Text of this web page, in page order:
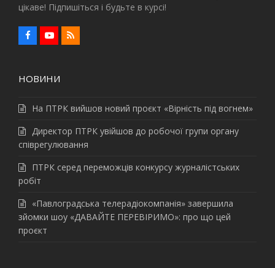
цікаве! Підпишіться і будьте в курсі!
F
a
b
o
Y
o
u
b
R
S
НОВИНИ
На ПТРК вийшов новий проєкт «Вірність під вогнем»
Директор ПТРК увійшов до робочої групи органу
співрегулювання
ПТРК серед переможців конкурсу журналістських
робіт
«Павлоградська телерадіокомпанія» завершила
зйомки шоу «ДАВАЙТЕ ПЕРЕВІРИМО»: про що цей
проєкт